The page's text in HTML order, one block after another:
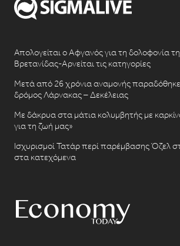
Απολογείται ο Αφγανός για τη δολοφονία
Βρετανίδας-Αρνείται τις κατηγορίες
Μετά από 26 χρόνια αναμονής
δρόμος Λάρνακας – Δεκέλειας
Με δάκρυα στα μάτια κολυμβητής με
για τη ζωή μας»
Ισχυρισμοί Τατάρ περί παρέμβασης Όζελ
στα κατεχόμενα